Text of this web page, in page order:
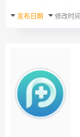
发布日期 修改时间